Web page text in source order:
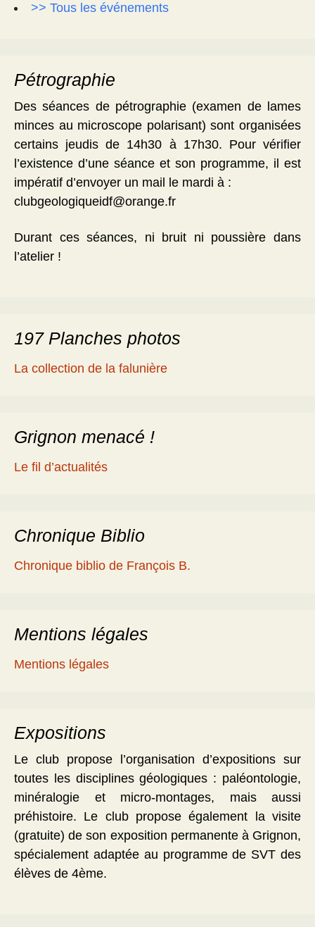
>> Tous les événements
Pétrographie
Des séances de pétrographie (examen de lames
minces au microscope polarisant) sont organisées
certains jeudis de 14h30 à 17h30. Pour vérifier
l’existence d’une séance et son programme, il est
impératif d’envoyer un mail le mardi à :
clubgeologiqueidf@orange.fr
Durant ces séances, ni bruit ni poussière dans
l’atelier !
197 Planches photos
La collection de la falunière
Grignon menacé !
Le fil d’actualités
Chronique Biblio
Chronique biblio de François B.
Mentions légales
Mentions légales
Expositions
Le club propose l’organisation d’expositions sur
toutes les disciplines géologiques : paléontologie,
minéralogie et micro-montages, mais aussi
préhistoire. Le club propose également la visite
(gratuite) de son exposition permanente à Grignon,
spécialement adaptée au programme de SVT des
élèves de 4ème.